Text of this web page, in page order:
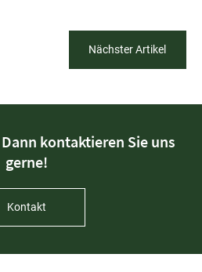
Nächster Artikel
kontaktieren Sie uns
gerne!
Kontakt